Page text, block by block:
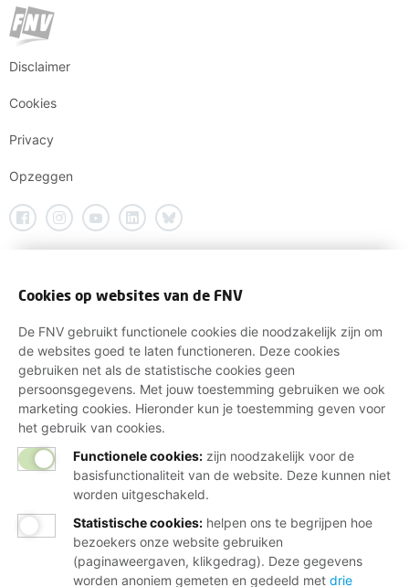
Disclaimer
Cookies
Privacy
Opzeggen
Cookies op websites van de FNV
De FNV gebruikt functionele cookies die noodzakelijk zijn om
de websites goed te laten functioneren. Deze cookies
gebruiken net als de statistische cookies geen
persoonsgegevens. Met jouw toestemming gebruiken we ook
marketing cookies. Hieronder kun je toestemming geven voor
het gebruik van cookies.
Functionele cookies: zijn noodzakelijk voor de
basisfunctionaliteit van de website. Deze kunnen niet
worden uitgeschakeld.
Statistische cookies: helpen ons te begrijpen hoe
bezoekers onze website gebruiken
(paginaweergaven, klikgedrag). Deze gegevens
worden anoniem gemeten en gedeeld met drie